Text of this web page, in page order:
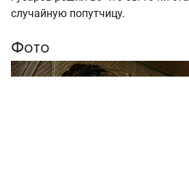
случайную попутчицу.
Фото